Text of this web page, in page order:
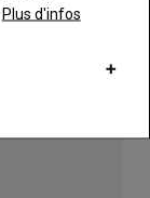
d'une touche
Plus d'infos